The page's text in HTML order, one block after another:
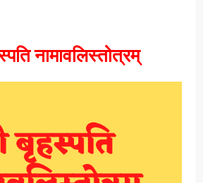
नामावलिस्तोत्रम्